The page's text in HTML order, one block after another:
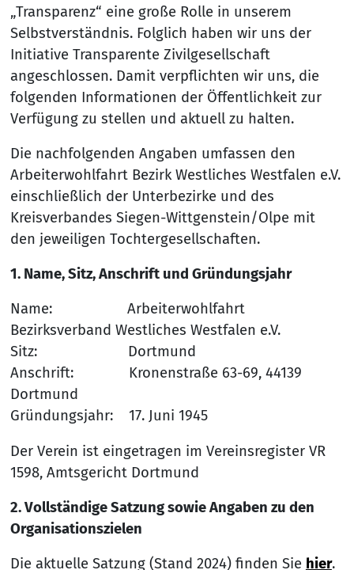
„Transparenz“ eine große Rolle in unserem
Selbstverständnis. Folglich haben wir uns der
Initiative Transparente Zivilgesellschaft
angeschlossen. Damit verpflichten wir uns, die
folgenden Informationen der Öffentlichkeit zur
Verfügung zu stellen und aktuell zu halten.
Die nachfolgenden Angaben umfassen den
Arbeiterwohlfahrt Bezirk Westliches Westfalen e.V.
einschließlich der Unterbezirke und des
Kreisverbandes Siegen-Wittgenstein/Olpe mit
den jeweiligen Tochtergesellschaften.
1. Name, Sitz, Anschrift und Gründungsjahr
Name: Arbeiterwohlfahrt
Bezirksverband Westliches Westfalen e.V.
Sitz: Dortmund
Anschrift: Kronenstraße 63-69, 44139
Dortmund
Gründungsjahr: 17. Juni 1945
Der Verein ist eingetragen im Vereinsregister VR
1598, Amtsgericht Dortmund
2. Vollständige Satzung sowie Angaben zu den
Organisationszielen
Die aktuelle Satzung (Stand 2024) finden Sie hier.